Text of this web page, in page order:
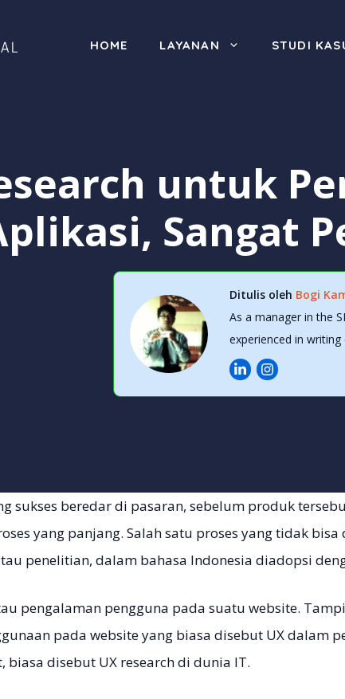
HOME LAYANAN STUDI
untuk
Sangat
Ditulis oleh Bogi
As a manager in the
experienced in writing
sukses beredar di pasaran, sebelum produk
yang panjang. Salah satu proses yang tidak
penelitian, dalam bahasa Indonesia diadopsi
pengalaman pengguna pada suatu website.
pada website yang biasa disebut UX dalam
biasa disebut UX research di dunia IT.